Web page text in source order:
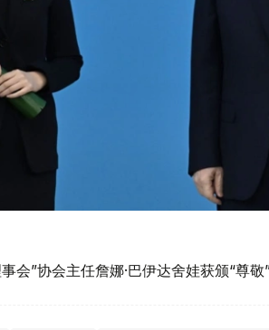
会”协会主任詹娜·巴伊达舍娃获颁“尊